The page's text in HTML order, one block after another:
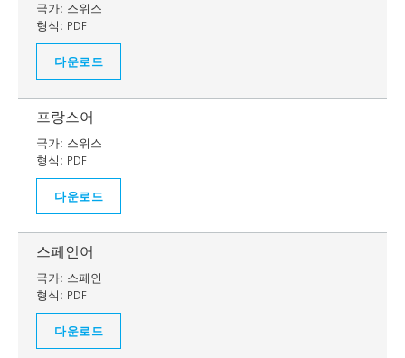
국가: 스위스
형식: PDF
다운로드
프랑스어
국가: 스위스
형식: PDF
다운로드
스페인어
국가: 스페인
형식: PDF
다운로드